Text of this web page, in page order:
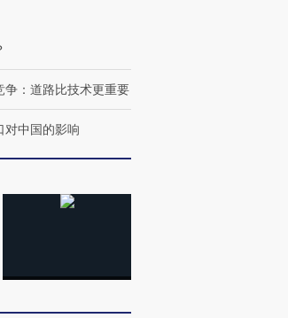
争：道路比技术更重要
对中国的影响